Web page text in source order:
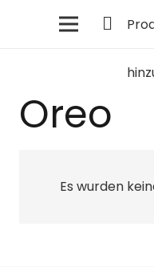
Oreo
Es wurden